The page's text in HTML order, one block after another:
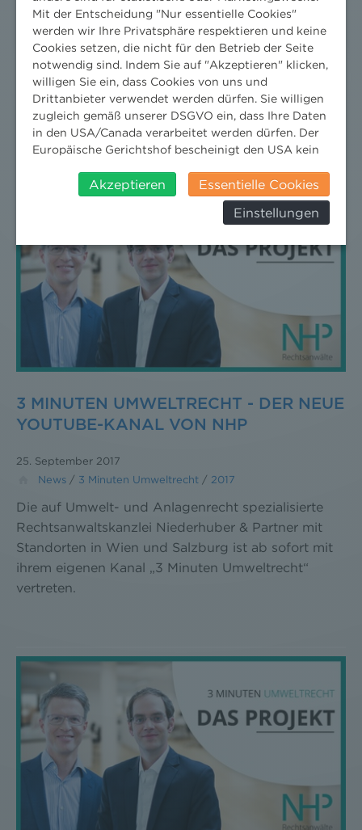
3 MINUTEN UMWELTRECHT
31. Oktober 2017 News
3 MINUTEN UMWELTRECHT - DER NEUE
YOUTUBE-KANAL VON NHP
25. September 2017
News / 3 Minuten Umweltrecht / 2017
Die auf Umwelt- und Anlagenrecht spezialisierte
Rechtsanwaltskanzlei Niederhuber & Partner mit
Standorten in Wien und Salzburg ist ab sofort mit
ihrem eigenen Kanal „3 Minuten Umweltrecht“
vertreten.
Mit der Entscheidung "Nur essentielle Cookies"
werden wir Ihre Privatsphäre respektieren und keine
Cookies setzen, die nicht für den Betrieb der Seite
notwendig sind. Indem Sie auf "Akzeptieren" klicken,
willigen Sie ein, dass Cookies von uns und
Drittanbieter verwendet werden dürfen. Sie willigen
zugleich gemäß unserer DSGVO ein, dass Ihre Daten
in den USA/Canada verarbeitet werden dürfen. Der
Europäische Gerichtshof bescheinigt den USA kein
insbesondere das Risiko, dass ihre Daten durch US-
Behörden, zu Kontroll- und zu
Überwachungszwecken, verarbeitet werden und
werden können. Zudem finden Sie am
Bildschirmrand ein Cookie-Icon wo Sie jederzeit Ihre
Einwilligung widerrufen und Widerspruch ausüben.
Weitere Infomationen finden Sie hier:
Datenschutzerklärung
Akzeptieren
Essentielle Cookies
Einstellungen